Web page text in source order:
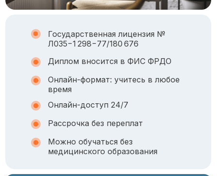
Можно обучаться без
медицинского образования
Рассрочка без переплат
Онлайн-доступ 24/7
Онлайн-формат: учитесь в любое
время
Диплом вносится в ФИС ФРДО
Государственная лицензия №
Л035−1 298−77/180 676